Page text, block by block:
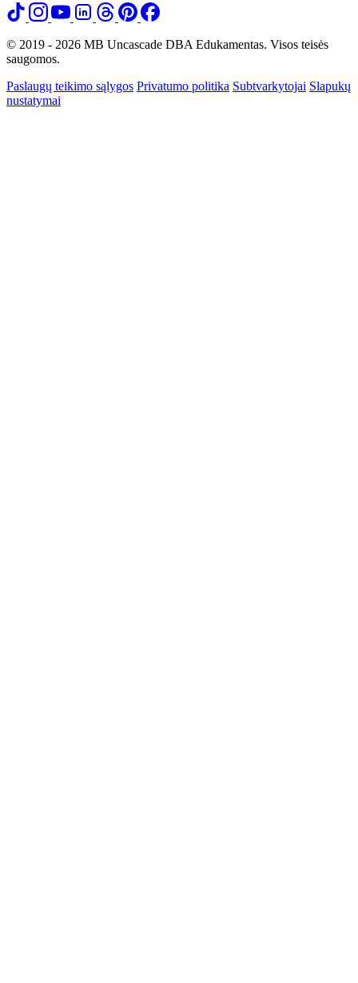
© 2019 - 2026 MB Uncascade DBA Edukamentas. Visos teisės
saugomos.
Paslaugų teikimo sąlygos Privatumo politika Subtvarkytojai Slapukų
nustatymai